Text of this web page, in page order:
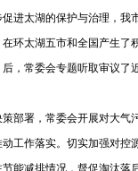
促进太湖的保护与治理，我
环太湖五市和全国产生
，常委会专题听取审议
部署，常委会开展对大气
工作落实。切实加强对
能减排情况，督促淘汰落